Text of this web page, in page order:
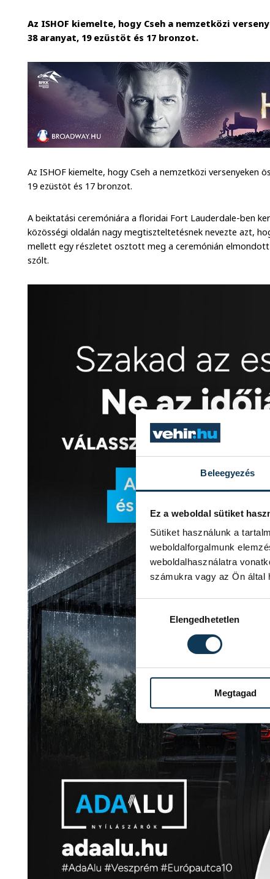
Beleegyezés
Ez a weboldal sütiket
Sütiket használunk a
weboldalforgalmunk
weboldalhasználatra
számukra vagy az Ön által
Hozzájárulás kiválasztása
Elengedhetetlen
Megtagad
Az ISHOF kiemelte, hogy Cseh a nemzetközi
38 aranyat, 19 ezüstöt és 17 bronzot.
Az ISHOF kiemelte, hogy Cseh a nemzetközi versenyeken
19 ezüstöt és 17 bronzot.
A beiktatási ceremóniára a floridai Fort Lauderdale-ben
közösségi oldalán nagy megtiszteltetésnek nevezte azt,
mellett egy részletet osztott meg a ceremónián
szólt.